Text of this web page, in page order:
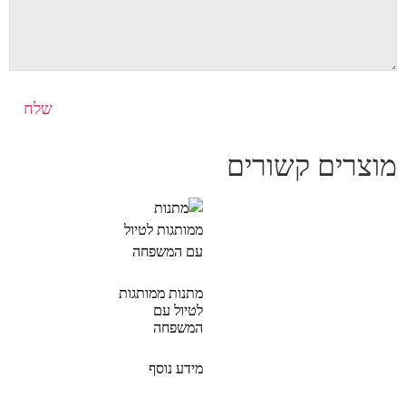
מוצרים קשורים
מתנות ממותגות
לטיול עם
המשפחה
מידע נוסף